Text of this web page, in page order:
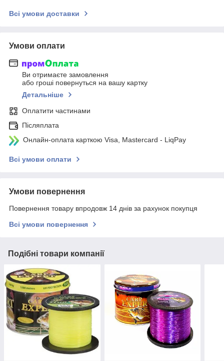
Всі умови доставки
Умови оплати
Ви отримаєте замовлення
або гроші повернуться на вашу картку
Детальніше
Оплатити частинами
Післяплата
Онлайн-оплата карткою Visa, Mastercard - LiqPay
Всі умови оплати
Умови повернення
Повернення товару впродовж 14 днів за рахунок покупця
Всі умови повернення
Подібні товари компанії